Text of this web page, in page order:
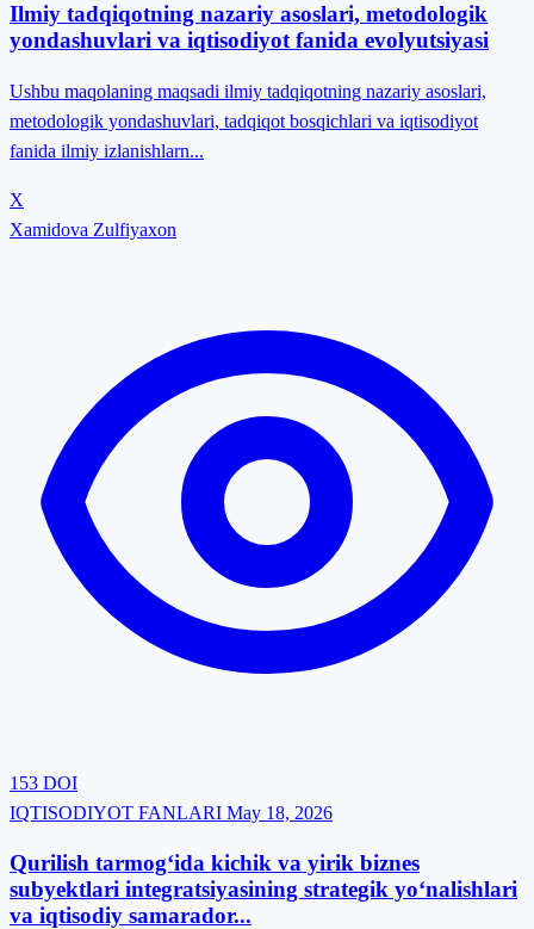
Ilmiy tadqiqotning nazariy asoslari, metodologik
yondashuvlari va iqtisodiyot fanida evolyutsiyasi
Ushbu maqolaning maqsadi ilmiy tadqiqotning nazariy asoslari,
metodologik yondashuvlari, tadqiqot bosqichlari va iqtisodiyot
fanida ilmiy izlanishlarn...
X
Xamidova Zulfiyaxon
153 DOI
IQTISODIYOT FANLARI May 18, 2026
Qurilish tarmog‘ida kichik va yirik biznes
subyektlari integratsiyasining strategik yo‘nalishlari
va iqtisodiy samarador...